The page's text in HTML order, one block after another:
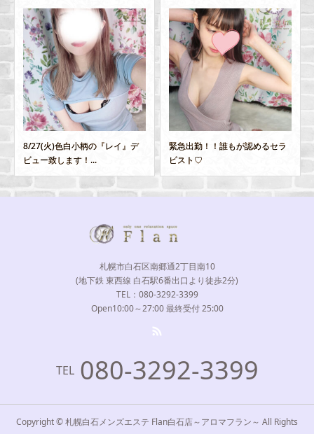
8/27(火)色白小柄の『レイ』デ
ビュー致します！...
緊急出勤！！誰もが認めるセラ
ピスト♡
札幌市白石区南郷通2丁目南10
(地下鉄 東西線 白石駅6番出口より徒歩2分)
TEL：080-3292-3399
Open10:00～27:00 最終受付 25:00
TEL 080-3292-3399
Copyright © 札幌白石メンズエステ Flan白石店～アロマフラン～ All Rights